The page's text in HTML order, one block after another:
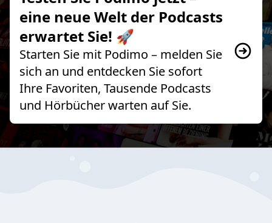
eine neue Welt der Podcasts
erwartet Sie! 🚀
Starten Sie mit Podimo – melden Sie
sich an und entdecken Sie sofort
Ihre Favoriten, Tausende Podcasts
und Hörbücher warten auf Sie.